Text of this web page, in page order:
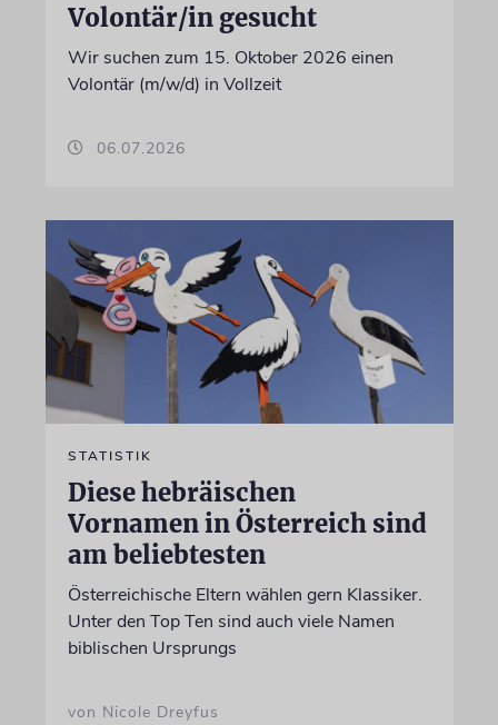
Volontär/in gesucht
Wir suchen zum 15. Oktober 2026 einen
Volontär (m/w/d) in Vollzeit
06.07.2026
STATISTIK
Diese hebräischen
Vornamen in Österreich sind
am beliebtesten
Österreichische Eltern wählen gern Klassiker.
Unter den Top Ten sind auch viele Namen
biblischen Ursprungs
von Nicole Dreyfus